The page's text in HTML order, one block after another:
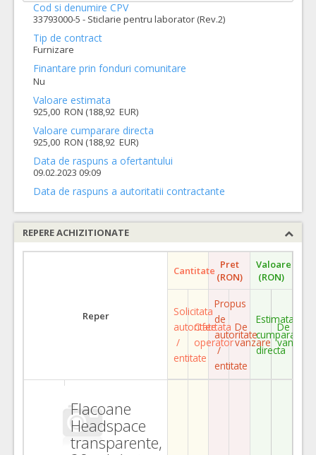
Cod si denumire CPV
33793000-5 - Sticlarie pentru laborator (Rev.2)
Tip de contract
Furnizare
Finantare prin fonduri comunitare
Nu
Valoare estimata
925,00 RON (188,92 EUR)
Valoare cumparare directa
925,00 RON (188,92 EUR)
Data de raspuns a ofertantului
09.02.2023 09:09
Data de raspuns a autoritatii contractante
REPERE ACHIZITIONATE
Reper
Cantitate Pret
(RON)
Valoare
(RON)
Solicitata
autoritate
/
entitate
Ofertata
operator
Propus
de
autoritate
/
entitate
De
vanzare
Estimata
cumparare
directa
De
vanzare
Flacoane
Headspace
transparente,